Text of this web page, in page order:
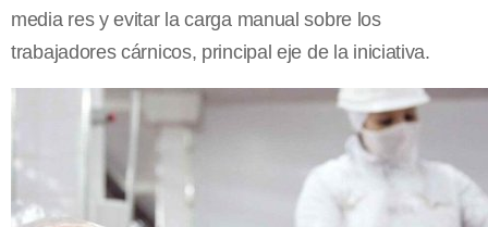
media res y evitar la carga manual sobre los
trabajadores cárnicos, principal eje de la iniciativa.